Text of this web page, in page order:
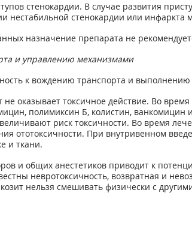
стенокардии. В случае развития
нестабильной стенокардии или инфаркта
назначение препарата не
и управлению механизмами
к вождению транспорта и
оказывает токсичное действие. Во
полимиксин Б, колистин, ванкомицин
риск токсичности. Во время
ототоксичности. При внутривенном
и ткани.
и общих анестетиков приводит к
невротоксичность, возвратная и
нельзя смешивать физически с